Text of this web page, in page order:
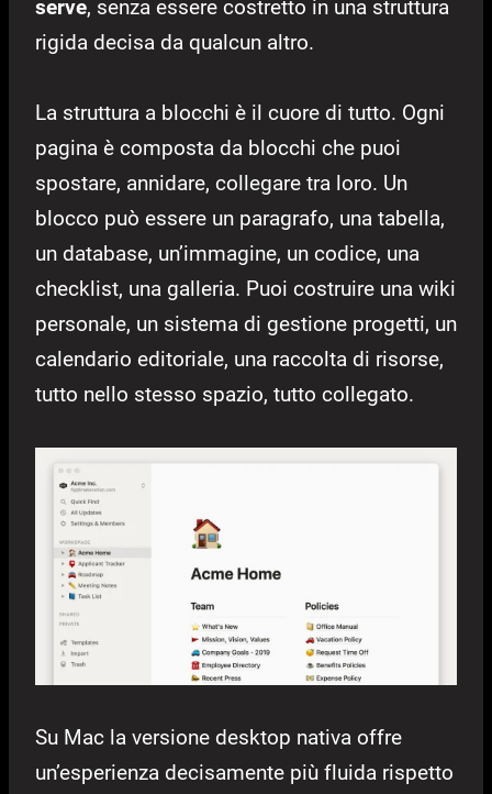
serve, senza essere costretto in una struttura
rigida decisa da qualcun altro.
La struttura a blocchi è il cuore di tutto. Ogni
pagina è composta da blocchi che puoi
spostare, annidare, collegare tra loro. Un
blocco può essere un paragrafo, una tabella,
un database, un’immagine, un codice, una
checklist, una galleria. Puoi costruire una wiki
personale, un sistema di gestione progetti, un
calendario editoriale, una raccolta di risorse,
tutto nello stesso spazio, tutto collegato.
Su Mac la versione desktop nativa offre
un’esperienza decisamente più fluida rispetto